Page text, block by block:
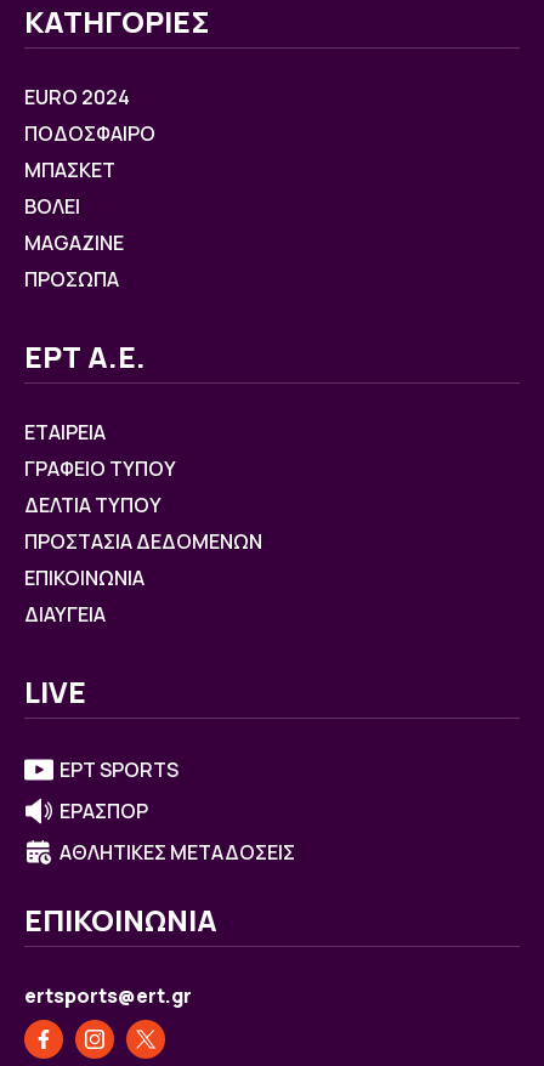
ΚΑΤΗΓΟΡΙΕΣ
EURO 2024
ΠΟΔΟΣΦΑΙΡΟ
ΜΠΑΣΚΕΤ
ΒOΛΕΙ
MAGAZINE
ΠΡΟΣΩΠΑ
ΕΡΤ Α.Ε.
ΕΤΑΙΡΕΙΑ
ΓΡΑΦΕΙΟ ΤΥΠΟΥ
ΔΕΛΤΙΑ ΤΥΠΟΥ
ΠΡΟΣΤΑΣΙΑ ΔΕΔΟΜΕΝΩΝ
ΕΠΙΚΟΙΝΩΝΙΑ
ΔΙΑΥΓΕΙΑ
LIVE
ΕΡΤ SPORTS
ΕΡΑΣΠΟΡ
ΑΘΛΗΤΙΚΕΣ ΜΕΤΑΔΟΣΕΙΣ
ΕΠΙΚΟΙΝΩΝΙΑ
ertsports@ert.gr